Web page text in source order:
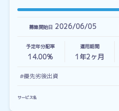
募集開始日 2026/06/05
予定年分配率
14.00%
運用期間
1 年2ヶ月
#優先劣後出資
サービス名